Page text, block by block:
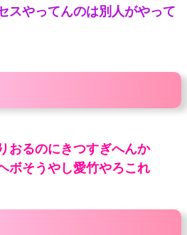
スやってんのは別人がやって
おるのにきつすぎへんか
ボそうやし愛竹やろこれ